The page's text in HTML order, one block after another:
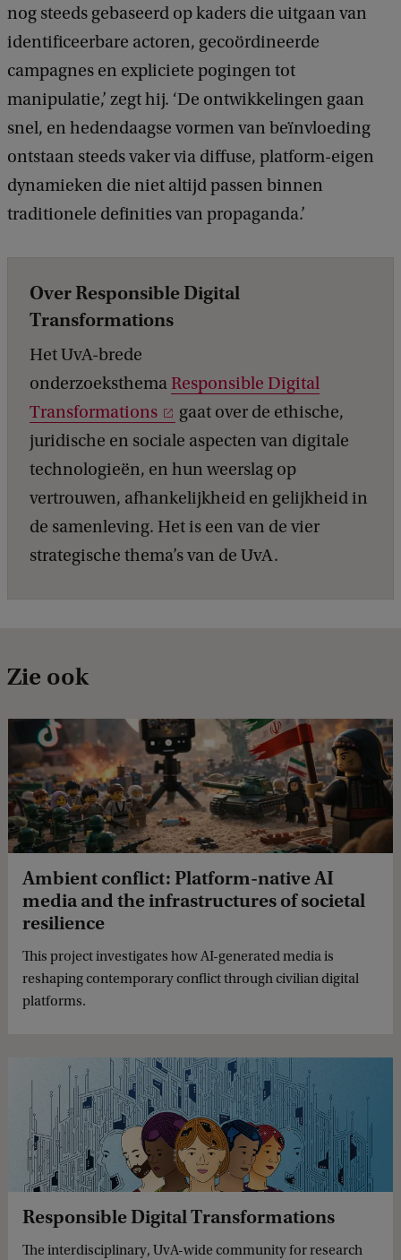
nog steeds gebaseerd op kaders die uitgaan van
identificeerbare actoren, gecoördineerde
campagnes en expliciete pogingen tot
manipulatie,’ zegt hij. ‘De ontwikkelingen gaan
snel, en hedendaagse vormen van beïnvloeding
ontstaan steeds vaker via diffuse, platform-eigen
dynamieken die niet altijd passen binnen
traditionele definities van propaganda.’
Over Responsible Digital
Transformations
Het UvA-brede
onderzoeksthemaResponsible Digital
Transformations
gaat over de ethische,
juridische en sociale aspecten van digitale
technologieën, en hun weerslag op
vertrouwen, afhankelijkheid en gelijkheid in
de samenleving. Het is een van de vier
strategische thema’s van de UvA.
Zie ook
Ambient conflict: Platform-native AI
media and the infrastructures of societal
resilience
This project investigates how AI-generated media is
reshaping contemporary conflict through civilian digital
platforms.
Responsible Digital Transformations
The interdisciplinary, UvA-wide community for research